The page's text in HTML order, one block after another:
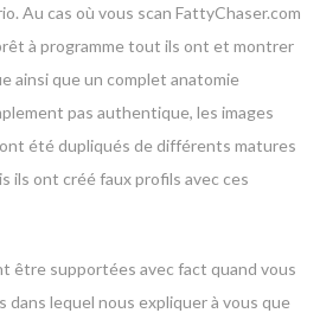
Au cas où vous scan FattyChaser.com
à programme tout ils ont et montrer
ainsi que un complet anatomie
pas authentique, les images
été dupliqués de différents matures
ils ont créé faux profils avec ces
être supportées avec fact quand vous
dans lequel nous expliquer à vous que